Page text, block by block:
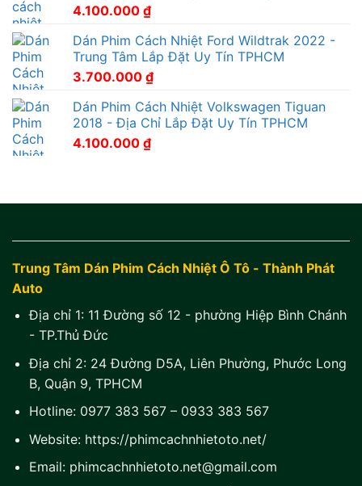
4.100.000 ₫
Dán Phim Cách Nhiệt Ford Wildtrak 2022 -
Trung Tâm Lắp Đặt Uy Tín TPHCM
3.700.000 ₫
Dán Phim Cách Nhiệt Volkswagen Tiguan
2018 - Địa Chỉ Lắp Đặt Uy Tín TPHCM
4.100.000 ₫
Trung Tâm Dán Phim Cách Nhiệt Ô Tô - Thành Phát
Auto
Địa chỉ 1: 11 Đường số 12 - phường Hiệp Bình Chánh
- TP.Thủ Đức
Địa chỉ 2: 24 Đường D5A, Liên Phường, Phước Long
B, Quận 9, TPHCM
Hotline: 0977 383 567– 0933 383 567
Website: https://phimcachnhietoto.net/
Email: phimcachnhietoto.net@gmail.com